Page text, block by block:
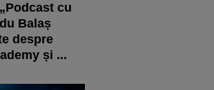
cu
Balaș
despre
și ...